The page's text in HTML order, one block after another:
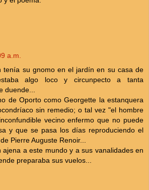
a.m.
tenía su gnomo en el jardín en su casa de
algo loco y circunpecto a tanta
duende...
de Oporto como Georgette la estanquera
sin remedio; o tal vez "el hombre
vecino enfermo que no puede
y que se pasa los días reproduciendo el
Pierre Auguste Renoir...
ajena a este mundo y a sus vanalidades en
preparaba sus vuelos...